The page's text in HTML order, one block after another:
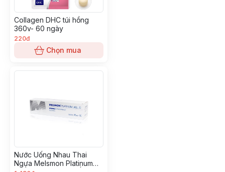
Collagen DHC túi hồng
360v- 60 ngày
220đ
Chọn mua
Nước Uống Nhau Thai
Ngựa Melsmon Platinum